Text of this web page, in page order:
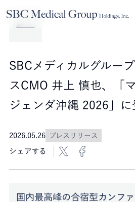
Company
Service
Sustainability
SBCメディカルグルー
スCMO 井上 慎也、「
ジェンダ沖縄 2026」に
2026.05.26 プレスリリース
シェアする
国内最高峰の合宿型カンフ